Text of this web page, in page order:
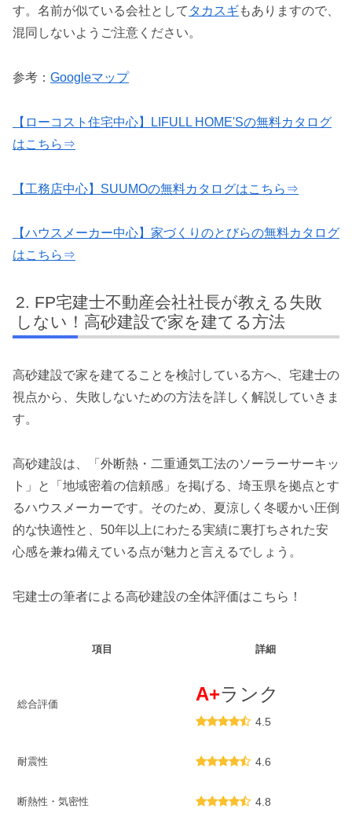
す。名前が似ている会社として タカスギもありますので、
混同しないようご注意ください。
参考： Googleマップ
【ローコスト住宅中心】LIFULL HOME'Sの無料カタログ
はこちら⇒
【工務店中心】SUUMOの無料カタログはこちら⇒
【ハウスメーカー中心】家づくりのとびらの無料カタログ
はこちら⇒
FP宅建士不動産会社社長が教える失敗
しない！高砂建設で家を建てる方法
高砂建設で家を建てることを検討している方へ、宅建士の
視点から、失敗しないための方法を詳しく解説していきま
す。
高砂建設は、「外断熱・二重通気工法のソーラーサーキッ
ト」と「地域密着の信頼感」を掲げる、埼玉県を拠点とす
るハウスメーカーです。そのため、夏涼しく冬暖かい圧倒
的な快適性と、50年以上にわたる実績に裏打ちされた安
心感を兼ね備えている点が魅力と言えるでしょう。
宅建士の筆者による高砂建設の全体評価はこちら！
項目 詳細
総合評価 A+ランク
4.5
耐震性 4.6
断熱性・気密性 4.8